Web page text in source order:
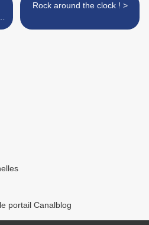
Rock around the clock ! >
portail Canalblog